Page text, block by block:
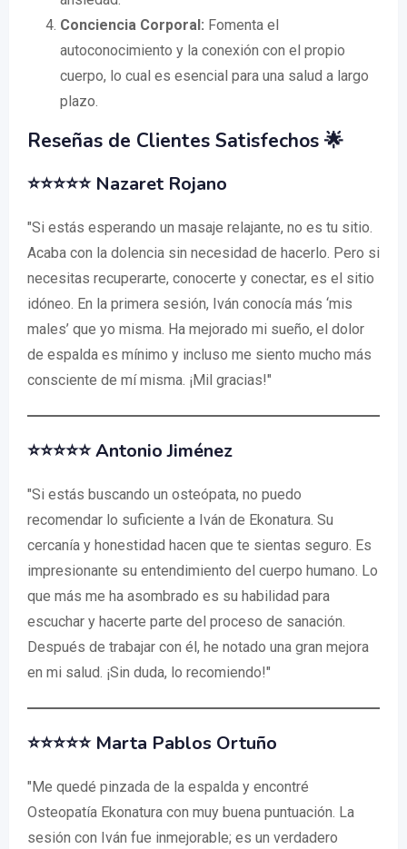
Conciencia Corporal: Fomenta el
autoconocimiento y la conexión con el propio
cuerpo, lo cual es esencial para una salud a largo
plazo.
Reseñas de Clientes Satisfechos 🌟
⭐⭐⭐⭐⭐ Nazaret Rojano
"Si estás esperando un masaje relajante, no es tu sitio.
Acaba con la dolencia sin necesidad de hacerlo. Pero si
necesitas recuperarte, conocerte y conectar, es el sitio
idóneo. En la primera sesión, Iván conocía más ‘mis
males’ que yo misma. Ha mejorado mi sueño, el dolor
de espalda es mínimo y incluso me siento mucho más
consciente de mí misma. ¡Mil gracias!"
⭐⭐⭐⭐⭐ Antonio Jiménez
"Si estás buscando un osteópata, no puedo
recomendar lo suficiente a Iván de Ekonatura. Su
cercanía y honestidad hacen que te sientas seguro. Es
impresionante su entendimiento del cuerpo humano. Lo
que más me ha asombrado es su habilidad para
escuchar y hacerte parte del proceso de sanación.
Después de trabajar con él, he notado una gran mejora
en mi salud. ¡Sin duda, lo recomiendo!"
⭐⭐⭐⭐⭐ Marta Pablos Ortuño
"Me quedé pinzada de la espalda y encontré
Osteopatía Ekonatura con muy buena puntuación. La
sesión con Iván fue inmejorable; es un verdadero